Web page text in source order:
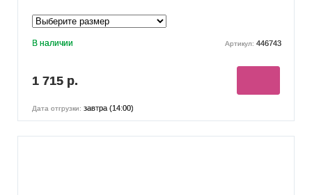
В наличии Артикул: 446743
1 715 р.
Дата отгрузки: завтра (14:00)